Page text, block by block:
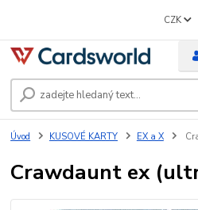
CZK
Úvod KUSOVÉ KARTY EX a X
Crawdaunt ex